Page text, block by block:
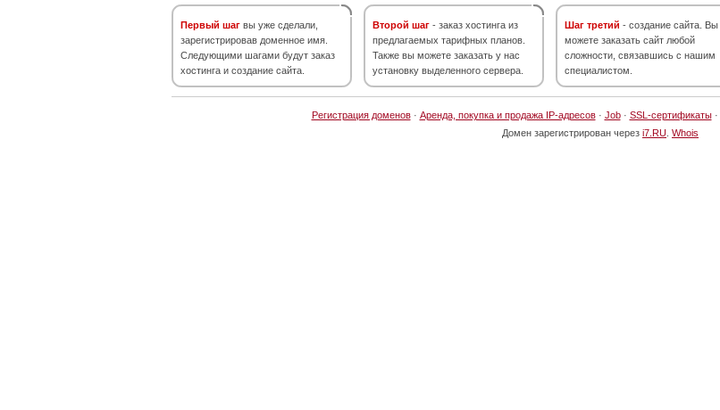
Первый шаг вы уже сделали,
зарегистрировав доменное имя.
Следующими шагами будут заказ
хостинга и создание сайта.
Второй шаг - заказ хостинга из
предлагаемых тарифных планов.
Также вы можете заказать у нас
установку выделенного сервера.
Шаг третий - создание сайта. Вы
можете заказать сайт любой
сложности, связавшись с нашим
специалистом.
Регистрация доменов· Аренда, покупка и продажа IP-адресов· Job· SSL-сертификаты·
Домен зарегистрирован через i7.RU Whois